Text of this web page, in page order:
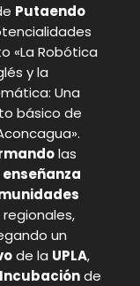
Putaendo
«La Robótica
y la
Una
básico de
las
enseñanza
un
de la UPLA,
de